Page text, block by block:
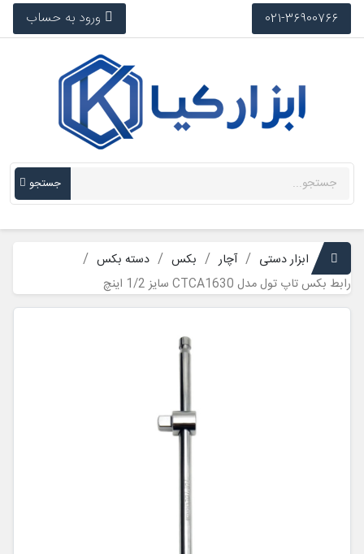
021-36900766 ورود به حساب
جستجو
ابزار دستی آچار بکس
دسته بکس
رابط بکس تاپ تول مدل CTCA1630 سایز 1/2 اینچ